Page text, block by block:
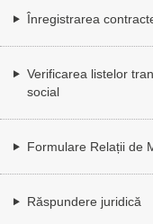
Înregistrarea
Verificarea listelor
social
Formulare Relații de
Răspundere juridică